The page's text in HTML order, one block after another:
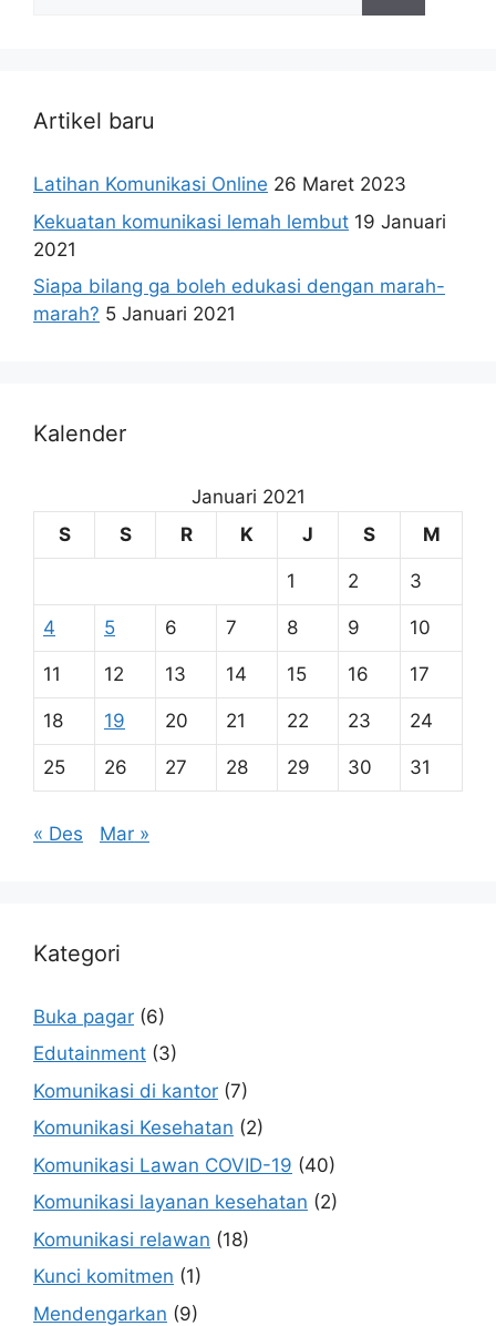
Artikel baru
Latihan Komunikasi Online 26 Maret 2023
Kekuatan komunikasi lemah lembut 19 Januari
2021
Siapa bilang ga boleh edukasi dengan marah-
marah? 5 Januari 2021
Kalender
Januari 2021
S
S R K J S M
1 2 3
4 5 6 7 8 9 10
11 12 13 14 15 16 17
18 19 20 21 22 23 24
25 26 27 28 29 30 31
« Des Mar »
Kategori
Buka pagar (6)
Edutainment (3)
Komunikasi di kantor (7)
Komunikasi Kesehatan (2)
Komunikasi Lawan COVID-19 (40)
Komunikasi layanan kesehatan (2)
Komunikasi relawan (18)
Kunci komitmen (1)
Mendengarkan (9)